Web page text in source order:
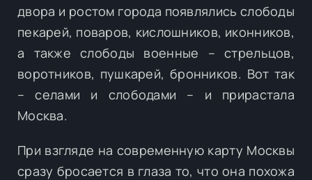
двора и ростом города появлялись слободы
пекарей, поваров, кислошников, иконников,
а также слободы военные – стрельцов,
воротников, пушкарей, бронников. Вот так
– селами и слободами – и прирастала
Москва.
При взгляде на современную карту Москвы
сразу бросается в глаза то, что она похожа